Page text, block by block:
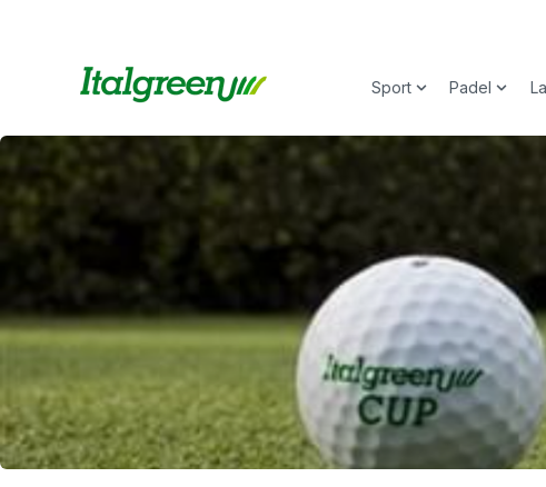
Sport
Show submenu
Padel